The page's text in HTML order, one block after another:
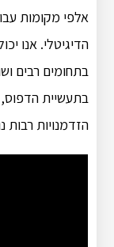
אלפי מקומות
הדיגיטלי. אנו
בתחומים רבים
בתעשיית הדפוס,
הזדמנויות